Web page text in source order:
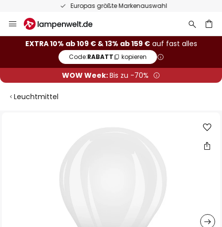
Europas größte Markenauswahl
Inhalt
springen
EXTRA 10% ab 109 € & 13% ab 159 €auf fast alles
Code:RABATT kopieren
WOW Week:Bis zu -70%
Leuchtmittel